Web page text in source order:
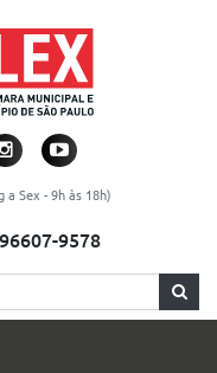
a Sex - 9h às 18h)
96607-9578